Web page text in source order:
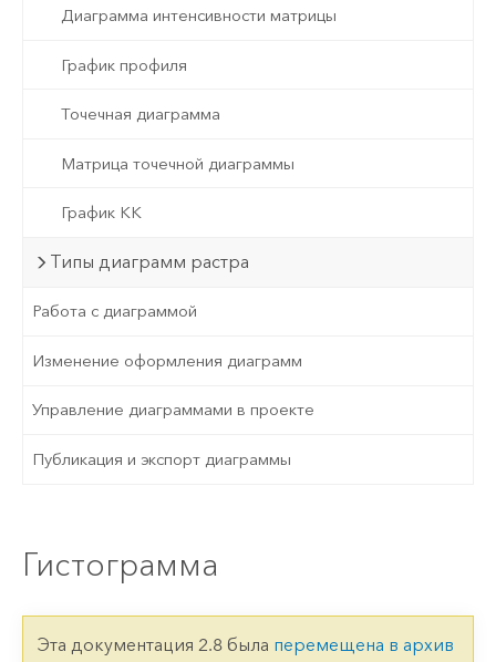
Диаграмма интенсивности матрицы
График профиля
Точечная диаграмма
Матрица точечной диаграммы
График КК
Типы диаграмм растра
Работа с диаграммой
Изменение оформления диаграмм
Управление диаграммами в проекте
Публикация и экспорт диаграммы
Гистограмма
Эта документация 2.8 была перемещена в архив